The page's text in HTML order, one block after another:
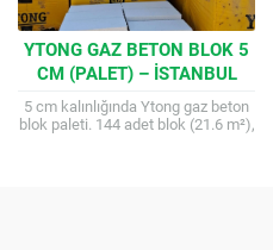
YTONG GAZ BETON BLOK 5
CM (PALET) – İSTANBUL
DEPO TESLIM
5 cm kalınlığında Ytong gaz beton
blok paleti. 144 adet blok (21.6 m²),